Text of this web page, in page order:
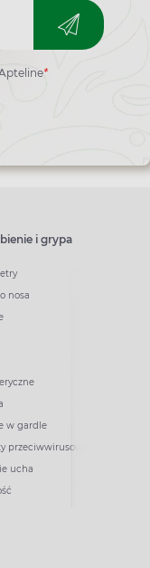
*
i grypa
nosa
w gardle
przeciwwirusowe
ucha